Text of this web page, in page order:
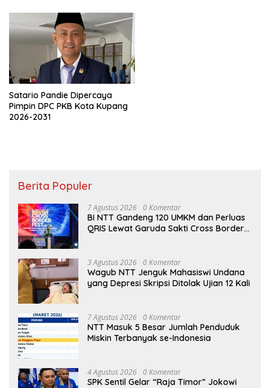
Satario Pandie Dipercaya
Pimpin DPC PKB Kota Kupang
2026-2031
Berita Populer
7 Agustus 2026 0 Komentar
BI NTT Gandeng 120 UMKM dan Perluas
QRIS Lewat Garuda Sakti Cross Border
3 Agustus 2026 0 Komentar
Wagub NTT Jenguk Mahasiswi Undana
yang Depresi Skripsi Ditolak Ujian 12 Kali
7 Agustus 2026 0 Komentar
NTT Masuk 5 Besar Jumlah Penduduk
Miskin Terbanyak se-Indonesia
4 Agustus 2026 0 Komentar
SPK Sentil Gelar “Raja Timor” Jokowi